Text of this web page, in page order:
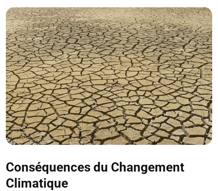
Conséquences du Changement
Climatique